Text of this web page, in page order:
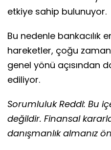
etkiye sahip bulunuyor.
Bu nedenle bankacılık
hareketler, çoğu zaman
genel yönü açısından
ediliyor.
Sorumluluk Reddi: Bu
değildir. Finansal
danışmanlık almanız